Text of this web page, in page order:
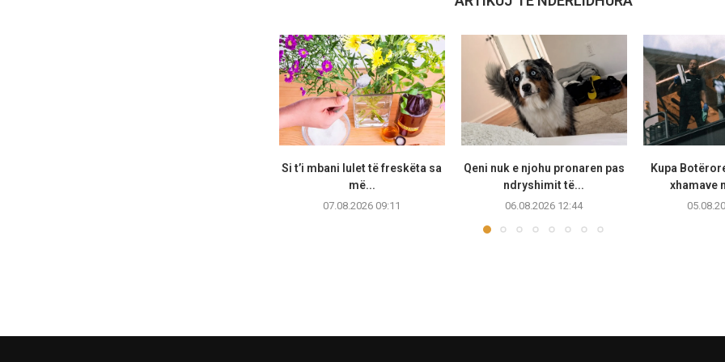
Si t’i mbani lulet të freskëta sa
më...
07.08.2026 09:11
Qeni nuk e njohu pronaren pas
ndryshimit të...
06.08.2026 12:44
Kupa
xhamave